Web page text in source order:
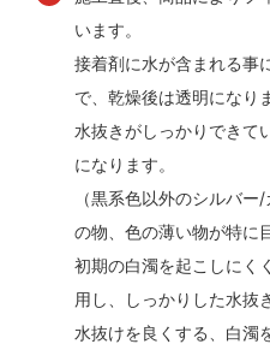
います。
接着剤に水が含まれる事
で、乾燥後は透明になり
水抜きがしっかりできて
になります。
（黒系色以外のシルバ
の物、色の薄い物が特に
初期の白濁を起こしにく
用し、しっかりした水抜
水抜けを良くする、白濁